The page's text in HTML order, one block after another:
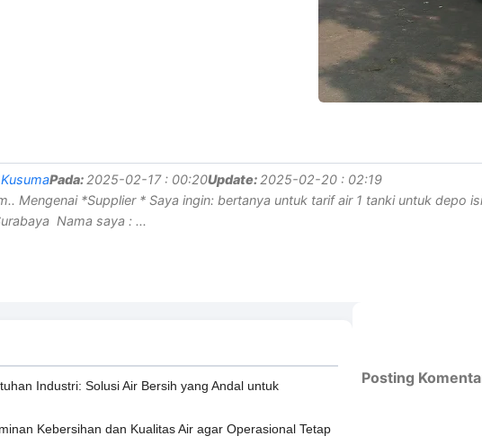
Pada: 2025-02-17 : 00:20Update: 2025-02-20 : 02:19
Mengenai *Supplier * Saya ingin: bertanya untuk tarif air 1 tanki untuk depo
Nama saya : ...
Industri: Solusi Air Bersih yang Andal untuk
Kebersihan dan Kualitas Air agar Operasional Tetap
Posting